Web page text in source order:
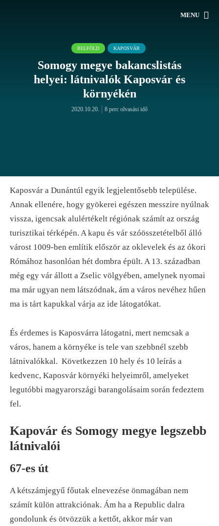
MENU
BELFÖLD KAPOSVÁR
Somogy megye bakancslistás
helyei: látnivalók Kaposvár és
környékén
2020.10.20. 8 perc olvasási idő
Kaposvár a Dunántúl egyik legjelentősebb települése.
Annak ellenére, hogy gyökerei egészen messzire nyúlnak
vissza, igencsak alulértékelt régiónak számít az ország
turisztikai térképén. A kapu és vár szóösszetételből álló
várost 1009-ben említik először az oklevelek és az ókori
Rómához hasonlóan hét dombra épült. A 13. században
még egy vár állott a Zselic völgyében, amelynek nyomai
ma már ugyan nem látszódnak, ám a város nevéhez hűen
ma is tárt kapukkal várja az ide látogatókat.
És érdemes is Kaposvárra látogatni, mert nemcsak a
város, hanem a környéke is tele van szebbnél szebb
látnivalókkal. Következzen 10 hely és 10 leírás a
kedvenc, Kaposvár környéki helyeimről, amelyeket
legutóbbi magyarországi barangolásaim során fedeztem
fel.
Kapovár és Somogy megye legszebb
látnivalói
67-es út
A kétszámjegyű főutak elnevezése önmagában nem
számít külön attrakciónak. Ám ha a Republic dalra
gondolunk és ötvözzük a kettőt, akkor már van